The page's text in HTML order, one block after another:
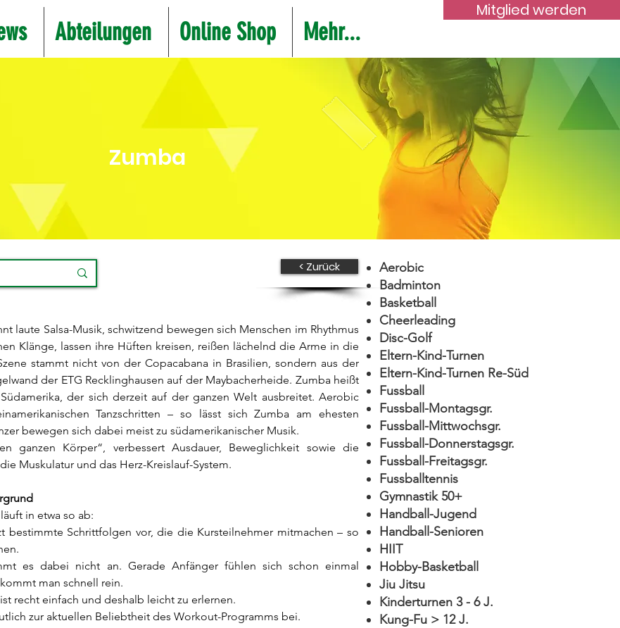
Abteilungen Online Shop Mehr...
Mitglied werden
Zumba
< Zurück
laute Salsa-Musik, schwitzend bewegen sich Menschen im Rhythmus
Klänge, lassen ihre Hüften kreisen, reißen lächelnd die Arme in die
stammt nicht von der Copacabana in Brasilien, sondern aus der
der ETG Recklinghausen auf der Maybacherheide. Zumba heißt
der sich derzeit auf der ganzen Welt ausbreitet. Aerobic
Tanzschritten – so lässt sich Zumba am ehesten
bewegen sich dabei meist zu südamerikanischer Musik.
ganzen Körper“, verbessert Ausdauer, Beweglichkeit sowie die
Muskulatur und das Herz-Kreislauf-System.
in etwa so ab:
bestimmte Schrittfolgen vor, die die Kursteilnehmer mitmachen – so
es dabei nicht an. Gerade Anfänger fühlen sich schon einmal
man schnell rein.
recht einfach und deshalb leicht zu erlernen.
zur aktuellen Beliebtheit des Workout-Programms bei.
Aerobic
Badminton
Basketball
Cheerleading
Disc-Golf
Eltern-Kind-Turnen
Eltern-Kind-Turnen Re-Süd
Fussball
Fussball-Montagsgr.
Fussball-Mittwochsgr.
Fussball-Donnerstagsgr.
Fussball-Freitagsgr.
Fussballtennis
Gymnastik 50+
Handball-Jugend
Handball-Senioren
HIIT
Hobby-Basketball
Jiu Jitsu
Kinderturnen 3 - 6 J.
Kung-Fu > 12 J.